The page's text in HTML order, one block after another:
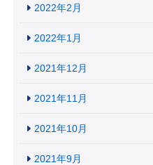
2022年2月
2022年1月
2021年12月
2021年11月
2021年10月
2021年9月